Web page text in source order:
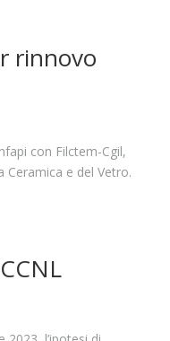
rinnovo
con Filctem-Cgil,
Ceramica e del Vetro.